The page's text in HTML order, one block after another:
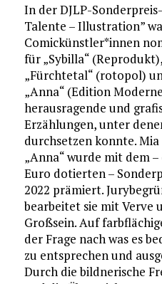
In der DJLP-
Talente – Illustration”
Comickünstler*innen
für „Sybilla“
„Fürchtetal“ (rotopol)
„Anna“ (Edition
herausragende und
Erzählungen, unter
durchsetzen konnte.
„Anna“ wurde mit dem
Euro dotierten –
2022 prämiert.
bearbeitet sie mit Verve
Großsein. Auf
der Frage nach was es
zu entsprechen und
Durch die bildnerische